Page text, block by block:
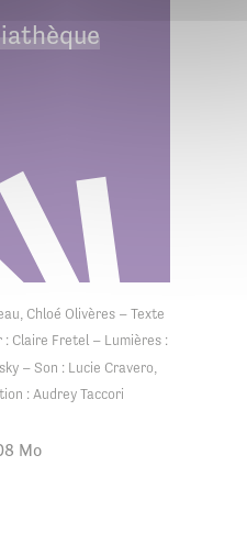
Chloé Olivères – Texte
Claire Fretel – Lumières :
– Son : Lucie Cravero,
: Audrey Taccori
Mo